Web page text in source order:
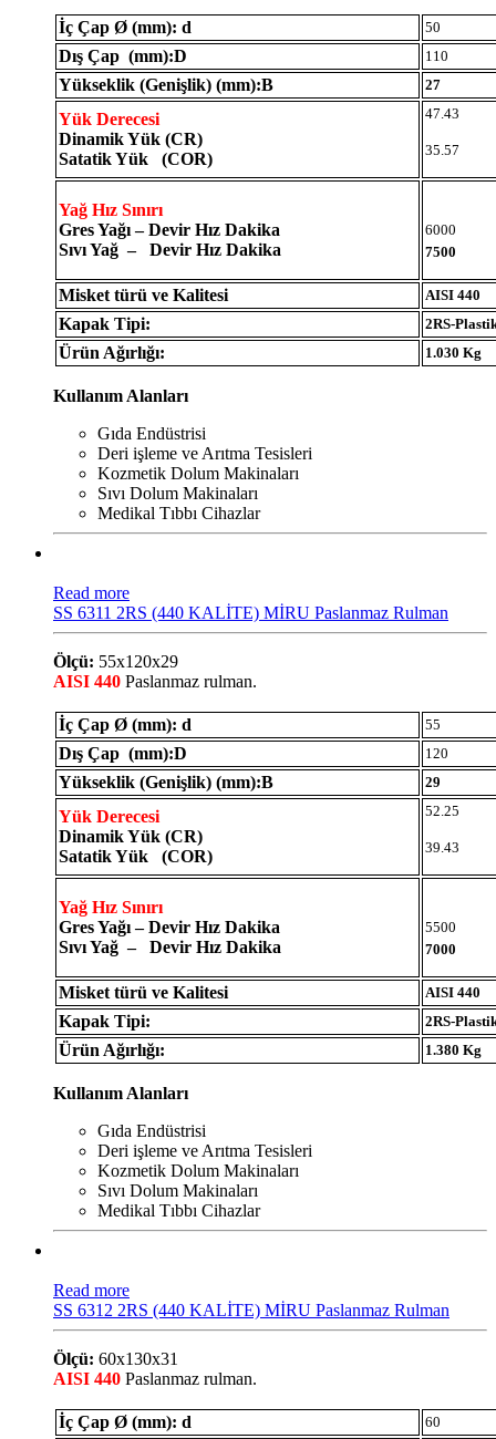
İç Çap Ø (mm): d 50
Dış Çap (mm):D 110
Yükseklik (Genişlik) (mm):B 27
Yük Derecesi
Dinamik Yük (CR)
Satatik Yük (COR)
47.43
35.57
Yağ Hız Sınırı
Gres Yağı – Devir Hız Dakika
Sıvı Yağ – Devir Hız Dakika
6000
7500
Misket türü ve Kalitesi AISI 440
Kapak Tipi: 2RS-
Ürün Ağırlığı: 1.030 Kg
Kullanım Alanları
Gıda Endüstrisi
Deri işleme ve Arıtma Tesisleri
Kozmetik Dolum Makinaları
Sıvı Dolum Makinaları
Medikal Tıbbı Cihazlar
Read more
SS 6311 2RS (440 KALİTE) MİRU Paslanmaz Rulman
Ölçü: 55x120x29
AISI 440 Paslanmaz rulman.
İç Çap Ø (mm): d 55
Dış Çap (mm):D 120
Yükseklik (Genişlik) (mm):B 29
Yük Derecesi
Dinamik Yük (CR)
Satatik Yük (COR)
52.25
39.43
Yağ Hız Sınırı
Gres Yağı – Devir Hız Dakika
Sıvı Yağ – Devir Hız Dakika
5500
7000
Misket türü ve Kalitesi AISI 440
Kapak Tipi: 2RS-
Ürün Ağırlığı: 1.380 Kg
Kullanım Alanları
Gıda Endüstrisi
Deri işleme ve Arıtma Tesisleri
Kozmetik Dolum Makinaları
Sıvı Dolum Makinaları
Medikal Tıbbı Cihazlar
Read more
SS 6312 2RS (440 KALİTE) MİRU Paslanmaz Rulman
Ölçü: 60x130x31
AISI 440 Paslanmaz rulman.
İç Çap Ø (mm): d 60